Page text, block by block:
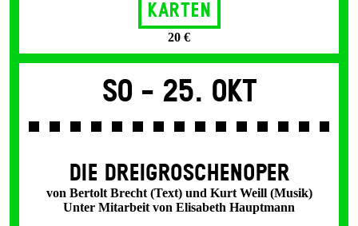
Karten
20 €
So - 25. Okt
DIE DREI­GROSCHEN­OPER
von Bertolt Brecht (Text) und Kurt Weill (Musik)
Unter Mitarbeit von Elisabeth Hauptmann